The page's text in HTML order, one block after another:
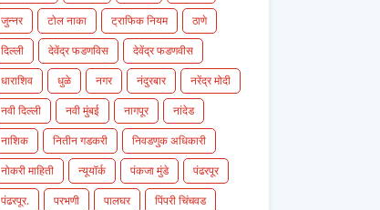
जुन्नर
टोल नाका ट्राफिक नियम
ठाणे
दिल्ली
देवेंद्र फडणविस
देवेंद्र फडणवीस
धाराशिव
धुळे नगर नंदुरबार
नरेंद्र मोदी
नवी दिल्ली
नवी मुंबई नागपूर
नांदेड
नाशिक
नितीन गडकरी
निवडणुक अधिकारी
नोकरी माहिती
न्यूयॉर्क पंकजा मुंडे
पंढरपूर
पंढरपूर.
परभणी पालघर
पिंपरी चिंचवड